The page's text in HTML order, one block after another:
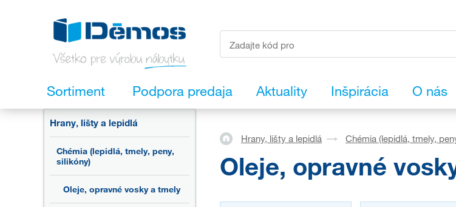
Sortiment Podpora predaja Aktuality Inšpirácia O nás
Hrany, lišty a lepidlá
Chémia (lepidlá, tmely, peny,
silikóny)
Oleje, opravné vosky a tmely
Hrany, lišty a lepidlá Chémia (lepidlá, tmely,
Oleje, opravné